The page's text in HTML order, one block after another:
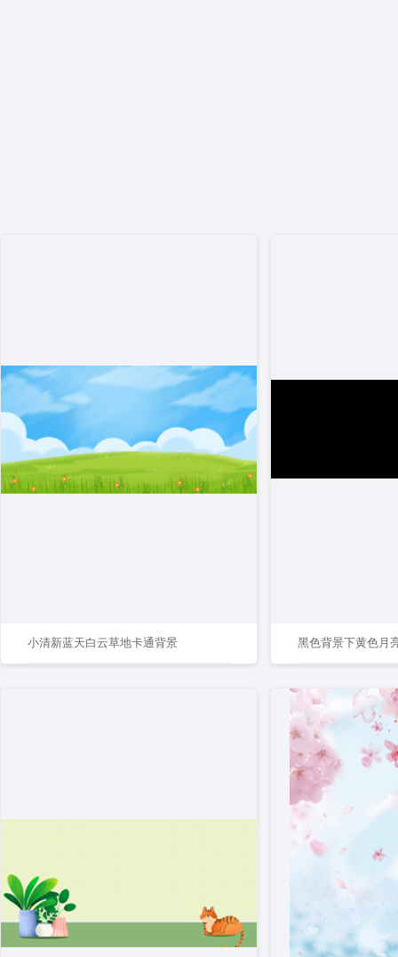
小清新蓝天白云草地卡通背景 黑色背景下黄色月